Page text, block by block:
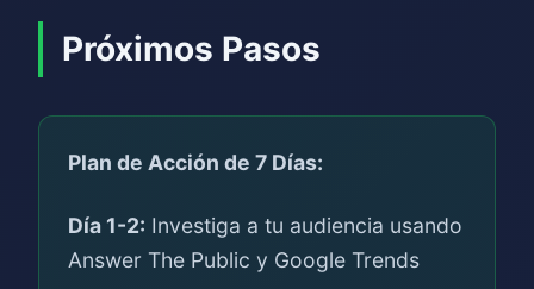
Próximos Pasos
Plan de Acción de 7 Días:
Día 1-2: Investiga a tu audiencia usando
Answer The Public y Google Trends